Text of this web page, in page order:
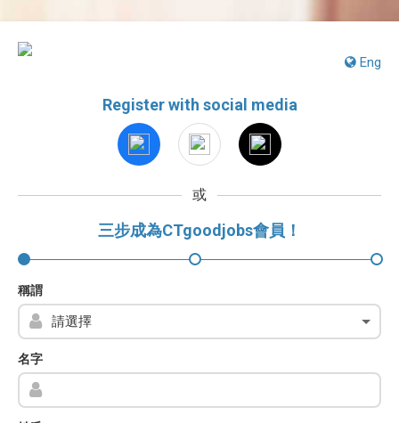
Eng
Register with social media
或
三步成為CTgoodjobs會員！
稱謂
名字